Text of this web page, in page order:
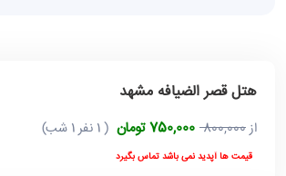
هتل قصر الضیافه مشهد
از800,000 750,000 تومان ( 1 نفر 1 شب)
قیمت ها آپدید نمی باشد تماس بگیرد